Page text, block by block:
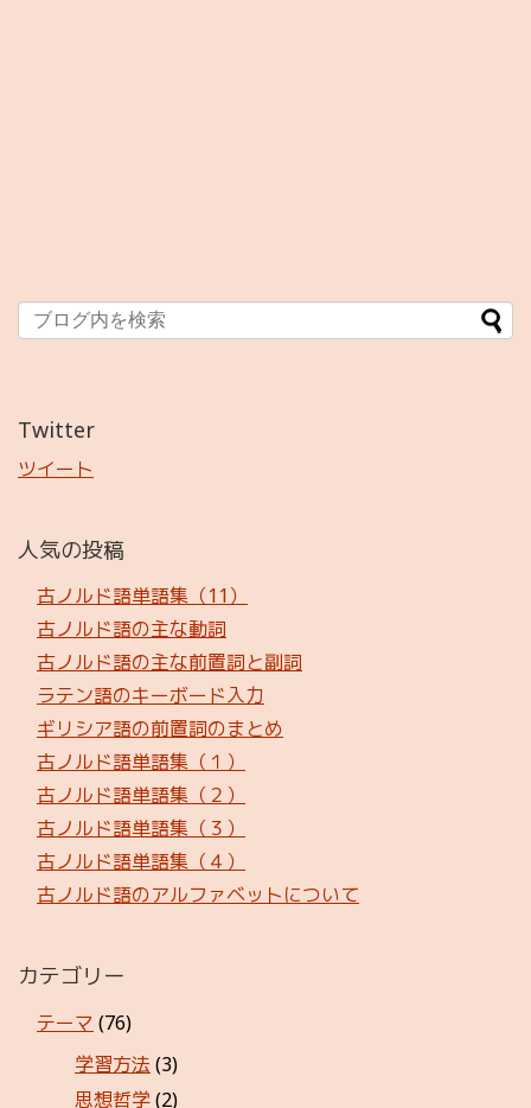
Twitter
ツイート
人気の投稿
古ノルド語単語集（11）
古ノルド語の主な動詞
古ノルド語の主な前置詞と副詞
ラテン語のキーボード入力
ギリシア語の前置詞のまとめ
古ノルド語単語集（１）
古ノルド語単語集（２）
古ノルド語単語集（３）
古ノルド語単語集（４）
古ノルド語のアルファベットについて
カテゴリー
テーマ (76)
学習方法 (3)
思想哲学(2)